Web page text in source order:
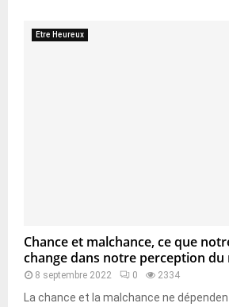
Etre Heureux
Chance et malchance, ce que
change dans notre perception du
8 septembre 2022 0 2334
La chance et la malchance ne